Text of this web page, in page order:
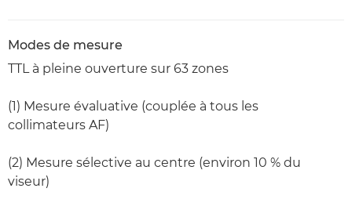
Modes de mesure
TTL à pleine ouverture sur 63 zones
(1) Mesure évaluative (couplée à tous les
collimateurs AF)
(2) Mesure sélective au centre (environ 10 % du
viseur)